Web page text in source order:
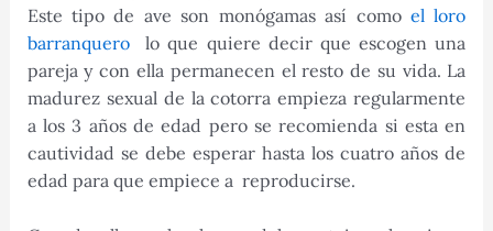
Este tipo de ave son monógamas así como el loro
barranquerolo que quiere decir que escogen una
pareja y con ella permanecen el resto de su vida. La
madurez sexual de la cotorra empieza regularmente
a los 3 años de edad pero se recomienda si esta en
cautividad se debe esperar hasta los cuatro años de
edad para que empiece a reproducirse.